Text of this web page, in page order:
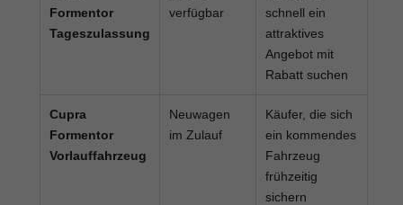
Formentor
Tageszulassung
verfügbar
schnell ein
attraktives
Angebot mit
Rabatt suchen
Cupra
Formentor
Vorlauffahrzeug
Neuwagen
im Zulauf
Käufer, die sich
ein kommendes
Fahrzeug
frühzeitig
sichern